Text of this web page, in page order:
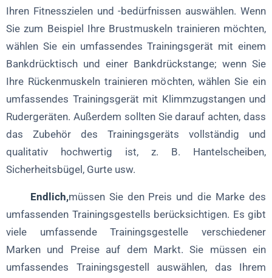
Ihren Fitnesszielen und -bedürfnissen auswählen. Wenn
Sie zum Beispiel Ihre Brustmuskeln trainieren möchten,
wählen Sie ein umfassendes Trainingsgerät mit einem
Bankdrücktisch und einer Bankdrückstange; wenn Sie
Ihre Rückenmuskeln trainieren möchten, wählen Sie ein
umfassendes Trainingsgerät mit Klimmzugstangen und
Rudergeräten. Außerdem sollten Sie darauf achten, dass
das Zubehör des Trainingsgeräts vollständig und
qualitativ hochwertig ist, z. B. Hantelscheiben,
Sicherheitsbügel, Gurte usw.
Endlich,müssen Sie den Preis und die Marke des
umfassenden Trainingsgestells berücksichtigen. Es gibt
viele umfassende Trainingsgestelle verschiedener
Marken und Preise auf dem Markt. Sie müssen ein
umfassendes Trainingsgestell auswählen, das Ihrem